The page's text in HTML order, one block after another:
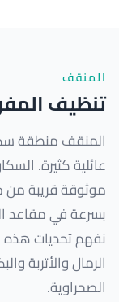
المنقف
تنظيف
المنقف منطقة
عائلية كثيرة.
موثوقة قريبة من
بسرعة في مقاعد
نفهم تحديات هذه
الرمال والأتربة
الصحراوية.